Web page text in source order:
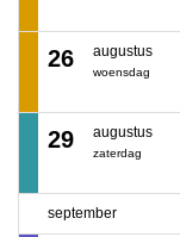
26 augustus
woensdag
29 augustus
zaterdag
september